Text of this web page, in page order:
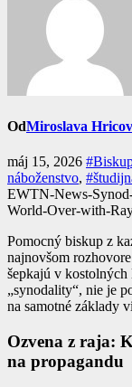
OdMiroslava
máj 15, 2026
náboženstvo,
EWTN-News-
World-Over-with-
Pomocný biskup z
najnovšom
šepkajú v kostolných
„synodality“, nie je
na samotné základy
Ozvena z raja:
na propagandu